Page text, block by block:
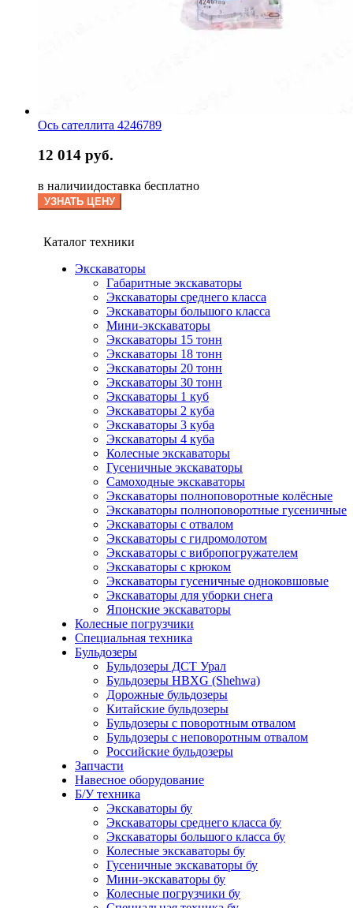
Ось сателлита 4246789
12 014 руб.
в наличиидоставка бесплатно
УЗНАТЬ ЦЕНУ
Каталог техники
Экскаваторы
Габаритные экскаваторы
Экскаваторы среднего класса
Экскаваторы большого класса
Мини-экскаваторы
Экскаваторы 15 тонн
Экскаваторы 18 тонн
Экскаваторы 20 тонн
Экскаваторы 30 тонн
Экскаваторы 1 куб
Экскаваторы 2 куба
Экскаваторы 3 куба
Экскаваторы 4 куба
Колесные экскаваторы
Гусеничные экскаваторы
Самоходные экскаваторы
Экскаваторы полноповоротные колёсные
Экскаваторы полноповоротные гусеничные
Экскаваторы с отвалом
Экскаваторы с гидромолотом
Экскаваторы с вибропогружателем
Экскаваторы с крюком
Экскаваторы гусеничные одноковшовые
Экскаваторы для уборки снега
Японские экскаваторы
Колесные погрузчики
Специальная техника
Бульдозеры
Бульдозеры ДСТ Урал
Бульдозеры HBXG (Shehwa)
Дорожные бульдозеры
Китайские бульдозеры
Бульдозеры с поворотным отвалом
Бульдозеры с неповоротным отвалом
Российские бульдозеры
Запчасти
Навесное оборудование
Б/У техника
Экскаваторы бу
Экскаваторы среднего класса бу
Экскаваторы большого класса бу
Колесные экскаваторы бу
Гусеничные экскаваторы бу
Мини-экскаваторы бу
Колесные погрузчики бу